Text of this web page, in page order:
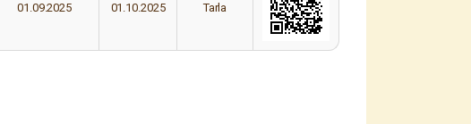
01.09.2025 01.10.2025 Tarla